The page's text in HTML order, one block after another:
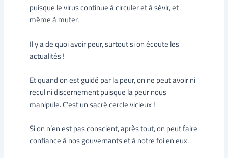
puisque le virus continue à circuler et à sévir, et
même à muter.
Il y a de quoi avoir peur, surtout si on écoute les
actualités !
Et quand on est guidé par la peur, on ne peut avoir ni
recul ni discernement puisque la peur nous
manipule. C’est un sacré cercle vicieux !
Si on n’en est pas conscient, après tout, on peut faire
confiance à nos gouvernants et à notre foi en eux.